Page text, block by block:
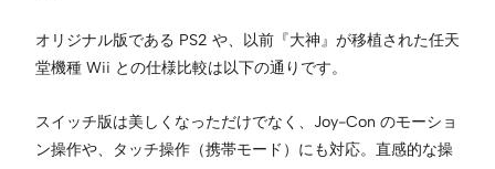
オリジナル版である PS2 や、以前『大神』が移植された任天
堂機種 Wii との仕様比較は以下の通りです。
スイッチ版は美しくなっただけでなく、Joy-Con のモーショ
ン操作や、タッチ操作（携帯モード）にも対応。直感的な操